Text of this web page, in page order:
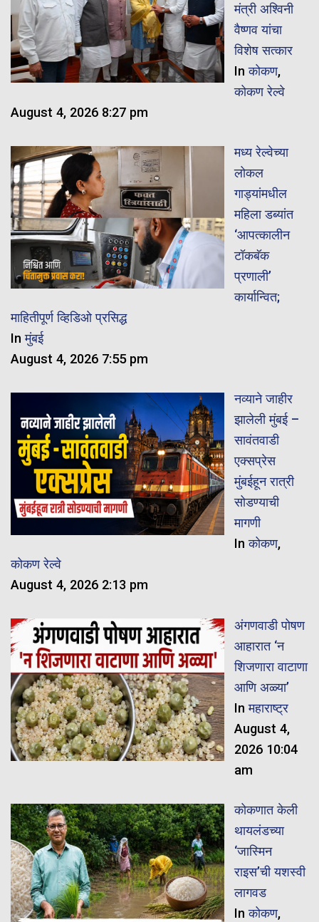
मंत्री अश्विनी
वैष्णव यांचा
विशेष सत्कार
Inकोकण,
कोकण रेल्वे
August 4, 2026 8:27 pm
मध्य रेल्वेच्या
लोकल
गाड्यांमधील
महिला डब्यांत
‘आपत्कालीन
टॉकबॅक
प्रणाली’
कार्यान्वित;
माहितीपूर्ण व्हिडिओ प्रसिद्ध
Inमुंबई
August 4, 2026 7:55 pm
नव्याने जाहीर
झालेली मुंबई –
सावंतवाडी
एक्सप्रेस
मुंबईहून रात्री
सोडण्याची
मागणी
Inकोकण,
कोकण रेल्वे
August 4, 2026 2:13 pm
अंगणवाडी पोषण
आहारात ‘न
शिजणारा वाटाणा
आणि अळ्या’
Inमहाराष्ट्र
August 4,
2026 10:04
am
कोकणात केली
थायलंडच्या
‘जास्मिन
राइस’ची यशस्वी
लागवड
Inकोकण,